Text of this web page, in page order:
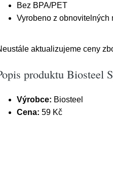
Bez BPA/PET
Vyrobeno z obnovitelných
aktualizujeme ceny
produktu Biosteel
Výrobce: Biosteel
Cena: 59 Kč